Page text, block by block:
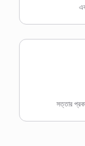
সত্তার